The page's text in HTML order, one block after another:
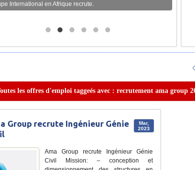
International en Afrique recrute.
les offres d'emploi taggeés avec : recrutement ama group
Mar,
2023
Group recrute Ingénieur Génie
Ama Group recrute Ingénieur Génie
Civil Mission: – conception et